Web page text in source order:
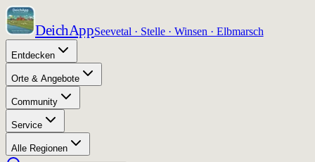
DeichAppSeevetal · Stelle · Winsen · Elbmarsch
Entdecken
Orte & Angebote
Community
Service
Alle Regionen